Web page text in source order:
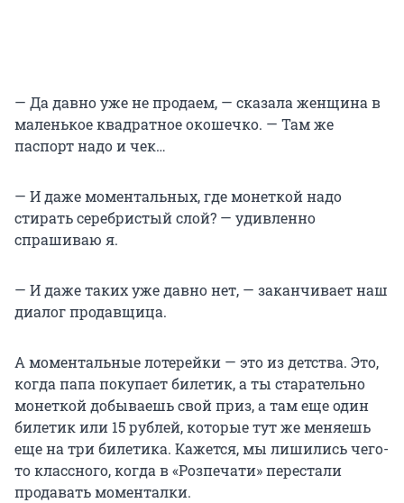
— Да давно уже не продаем, — сказала женщина в
маленькое квадратное окошечко. — Там же
паспорт надо и чек…
— И даже моментальных, где монеткой надо
стирать серебристый слой? — удивленно
спрашиваю я.
— И даже таких уже давно нет, — заканчивает наш
диалог продавщица.
А моментальные лотерейки — это из детства. Это,
когда папа покупает билетик, а ты старательно
монеткой добываешь свой приз, а там еще один
билетик или 15 рублей, которые тут же меняешь
еще на три билетика. Кажется, мы лишились чего-
то классного, когда в «Розпечати» перестали
продавать моменталки.